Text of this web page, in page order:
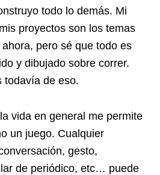
todo lo demás. Mi
proyectos son los temas
pero sé que todo es
y dibujado sobre correr.
todavía de eso.
vida en general me permite
un juego. Cualquier
gesto,
de periódico, etc… puede